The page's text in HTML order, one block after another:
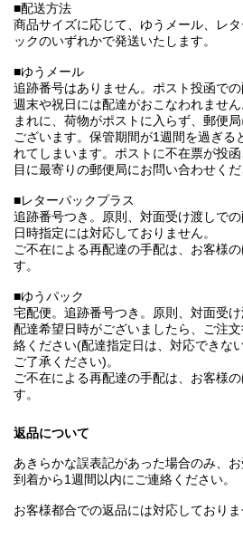
■配送方法
商品サイズに応じて、ゆうメール、レ
ックのいずれかで発送いたします。
■ゆうメール
追跡番号はありません。ポスト投函での
週末や祝日には配達がおこなわれません
まれに、荷物がポストに入らず、郵便
ございます。保管期間が1週間を過ぎる
れてしまいます。ポストに不在票が投
目に最寄りの郵便局にお問い合わせくだ
■レターパックプラス
追跡番号つき。原則、対面受け渡しでの
日時指定には対応しておりません。
ご不在による再配達の手配は、お客様
す。
■ゆうパック
宅配便。追跡番号つき。原則、対面受け
配達希望日時がございましたら、ご注
絡ください(配達指定日は、対応できな
ご了承ください)。
ご不在による再配達の手配は、お客様
す。
返品について
あきらかな誤表記があった場合のみ、お
到着から1週間以内にご連絡ください。
お客様都合での返品には対応しておりま